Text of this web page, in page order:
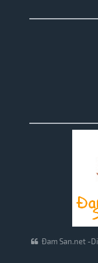
Đam San.net -